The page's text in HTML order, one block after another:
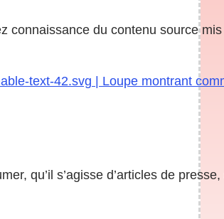
connaissance du contenu source
text-42.svg | Loupe montrant
qu’il s’agisse d’articles de